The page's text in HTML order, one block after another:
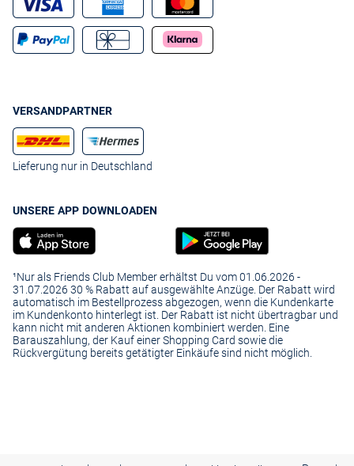
VERSANDPARTNER
Lieferung nur in Deutschland
UNSERE APP DOWNLOADEN
¹Nur als Friends Club Member erhältst Du vom 01.06.2026 -
31.07.2026 30 % Rabatt auf ausgewählte Anzüge. Der Rabatt wird
automatisch im Bestellprozess abgezogen, wenn die Kundenkarte
im Kundenkonto hinterlegt ist. Der Rabatt ist nicht übertragbar und
kann nicht mit anderen Aktionen kombiniert werden. Eine
Barauszahlung, der Kauf einer Shopping Card sowie die
Rückvergütung bereits getätigter Einkäufe sind nicht möglich.